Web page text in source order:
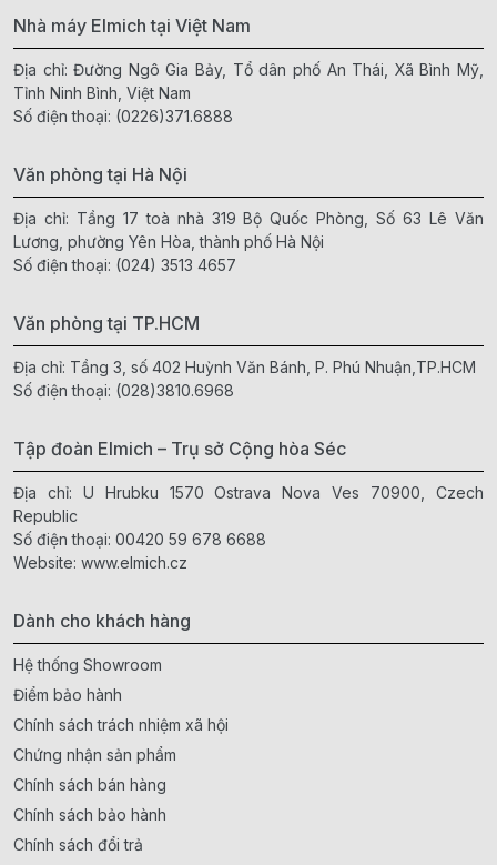
Nhà máy Elmich tại Việt Nam
Địa chỉ: Đường Ngô Gia Bảy, Tổ dân phố An Thái, Xã Bình Mỹ,
Tỉnh Ninh Bình, Việt Nam
Số điện thoại: (0226)371.6888
Văn phòng tại Hà Nội
Địa chỉ: Tầng 17 toà nhà 319 Bộ Quốc Phòng, Số 63 Lê Văn
Lương, phường Yên Hòa, thành phố Hà Nội
Số điện thoại: (024) 3513 4657
Văn phòng tại TP.HCM
Địa chỉ: Tầng 3, số 402 Huỳnh Văn Bánh, P. Phú Nhuận,TP.HCM
Số điện thoại: (028)3810.6968
Tập đoàn Elmich – Trụ sở Cộng hòa Séc
Địa chỉ: U Hrubku 1570 Ostrava Nova Ves 70900, Czech
Republic
Số điện thoại: 00420 59 678 6688
Website: www.elmich.cz
Dành cho khách hàng
Hệ thống Showroom
Điểm bảo hành
Chính sách trách nhiệm xã hội
Chứng nhận sản phẩm
Chính sách bán hàng
Chính sách bảo hành
Chính sách đổi trả